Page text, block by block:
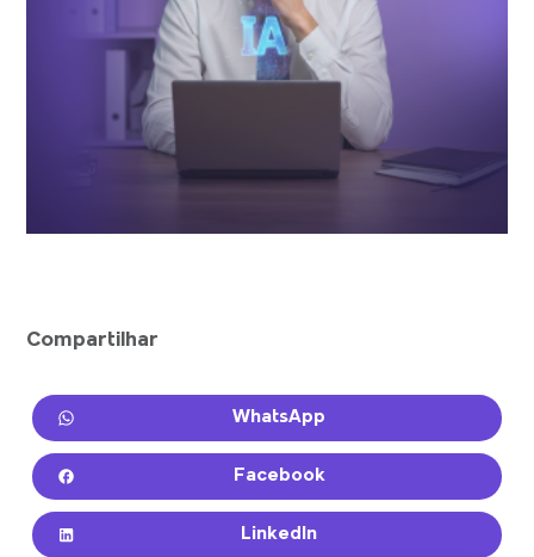
Compartilhar
WhatsApp
Facebook
LinkedIn